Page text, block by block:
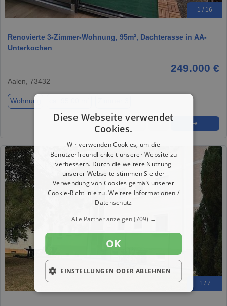
1 / 16
Renovierte 3-Zimmer-Wohnung, 95m², Dachterasse in AA-
Unterkochen
249.000 €
Aalen, 73432
Wohnung
➜
1 / 7
Diese Webseite verwendet
Cookies.
Wir verwenden Cookies, um die
Benutzerfreundlichkeit unserer Website zu
verbessern. Durch die weitere Nutzung
unserer Webseite stimmen Sie der
Verwendung von Cookies gemäß unserer
Cookie-Richtlinie zu.Weitere Informationen /
Datenschutz
Alle Partner anzeigen(709) →
OK
EINSTELLUNGEN ODER ABLEHNEN